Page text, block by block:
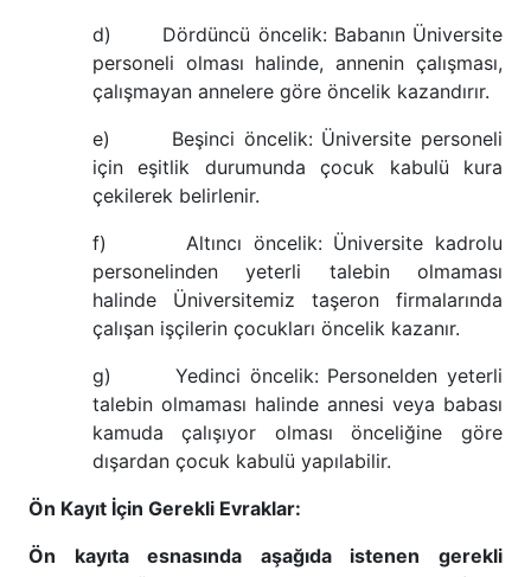
d) Dördüncü öncelik: Babanın Üniversite
personeli olması halinde, annenin çalışması,
çalışmayan annelere göre öncelik kazandırır.
e) Beşinci öncelik: Üniversite personeli
için eşitlik durumunda çocuk kabulü kura
çekilerek belirlenir.
f) Altıncı öncelik: Üniversite kadrolu
personelinden yeterli talebin olmaması
halinde Üniversitemiz taşeron firmalarında
çalışan işçilerin çocukları öncelik kazanır.
g) Yedinci öncelik: Personelden yeterli
talebin olmaması halinde annesi veya babası
kamuda çalışıyor olması önceliğine göre
dışardan çocuk kabulü yapılabilir.
Ön Kayıt İçin Gerekli Evraklar:
Ön kayıta esnasında aşağıda istenen gerekli